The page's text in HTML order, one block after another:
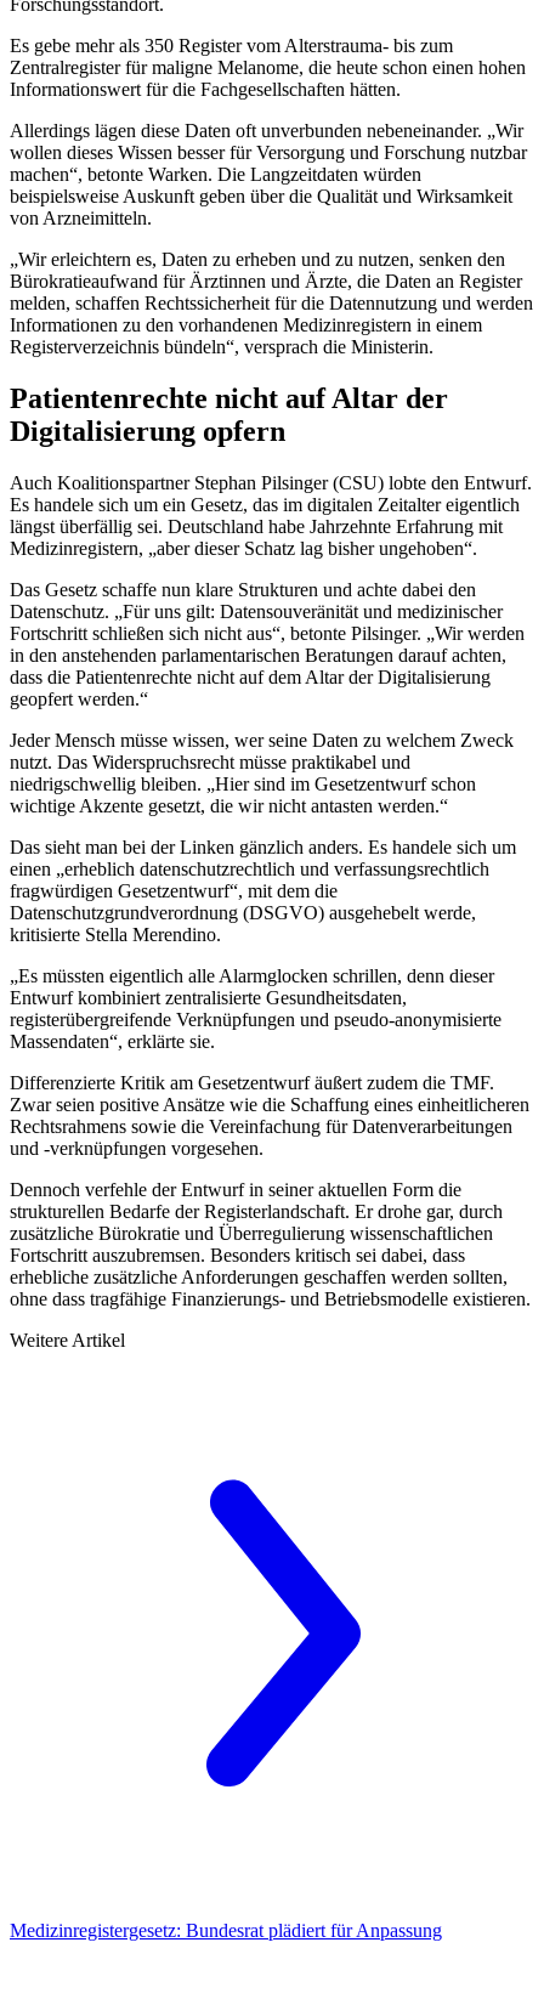
Es gebe mehr als 350 Register vom Alterstrauma- bis zum
Zentralregister für maligne Melanome, die heute schon einen hohen
Informationswert für die Fachgesellschaften hätten.
Allerdings lägen diese Daten oft unverbunden nebeneinander. „Wir
wollen dieses Wissen besser für Versorgung und Forschung nutzbar
machen“, betonte Warken. Die Langzeitdaten würden
beispielsweise Auskunft geben über die Qualität und Wirksamkeit
von Arzneimitteln.
„Wir erleichtern es, Daten zu erheben und zu nutzen, senken den
Bürokratieaufwand für Ärztinnen und Ärzte, die Daten an Register
melden, schaffen Rechtssicherheit für die Datennutzung und werden
Informationen zu den vorhandenen Medizinregistern in einem
Registerverzeichnis bündeln“, versprach die Ministerin.
Patientenrechte nicht auf Altar der
Digitalisierung opfern
Auch Koalitionspartner Stephan Pilsinger (CSU) lobte den Entwurf.
Es handele sich um ein Gesetz, das im digitalen Zeitalter eigentlich
längst überfällig sei. Deutschland habe Jahrzehnte Erfahrung mit
Medizinregistern, „aber dieser Schatz lag bisher ungehoben“.
Das Gesetz schaffe nun klare Strukturen und achte dabei den
Datenschutz. „Für uns gilt: Datensouveränität und medizinischer
Fortschritt schließen sich nicht aus“, betonte Pilsinger. „Wir werden
in den anstehenden parlamentarischen Beratungen darauf achten,
dass die Patientenrechte nicht auf dem Altar der Digitalisierung
geopfert werden.“
Jeder Mensch müsse wissen, wer seine Daten zu welchem Zweck
nutzt. Das Widerspruchsrecht müsse praktikabel und
niedrigschwellig bleiben. „Hier sind im Gesetzentwurf schon
wichtige Akzente gesetzt, die wir nicht antasten werden.“
Das sieht man bei der Linken gänzlich anders. Es handele sich um
einen „erheblich datenschutzrechtlich und verfassungsrechtlich
fragwürdigen Gesetzentwurf“, mit dem die
Datenschutzgrundverordnung (DSGVO) ausgehebelt werde,
kritisierte Stella Merendino.
„Es müssten eigentlich alle Alarmglocken schrillen, denn dieser
Entwurf kombiniert zentralisierte Gesundheitsdaten,
registerübergreifende Verknüpfungen und pseudo-anonymisierte
Massendaten“, erklärte sie.
Differenzierte Kritik am Gesetzentwurf äußert zudem die TMF.
Zwar seien positive Ansätze wie die Schaffung eines einheitlicheren
Rechtsrahmens sowie die Vereinfachung für Datenverarbeitungen
und -verknüpfungen vorgesehen.
Dennoch verfehle der Entwurf in seiner aktuellen Form die
strukturellen Bedarfe der Registerlandschaft. Er drohe gar, durch
zusätzliche Bürokratie und Überregulierung wissenschaftlichen
Fortschritt auszubremsen. Besonders kritisch sei dabei, dass
erhebliche zusätzliche Anforderungen geschaffen werden sollten,
ohne dass tragfähige Finanzierungs- und Betriebsmodelle existieren.
Weitere Artikel
Medizinregistergesetz: Bundesrat plädiert für Anpassung